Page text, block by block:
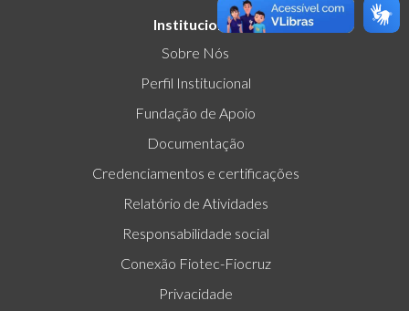
Institucional
Sobre Nós
Perfil Institucional
Fundação de Apoio
Documentação
Credenciamentos e certificações
Relatório de Atividades
Responsabilidade social
Conexão Fiotec-Fiocruz
Privacidade